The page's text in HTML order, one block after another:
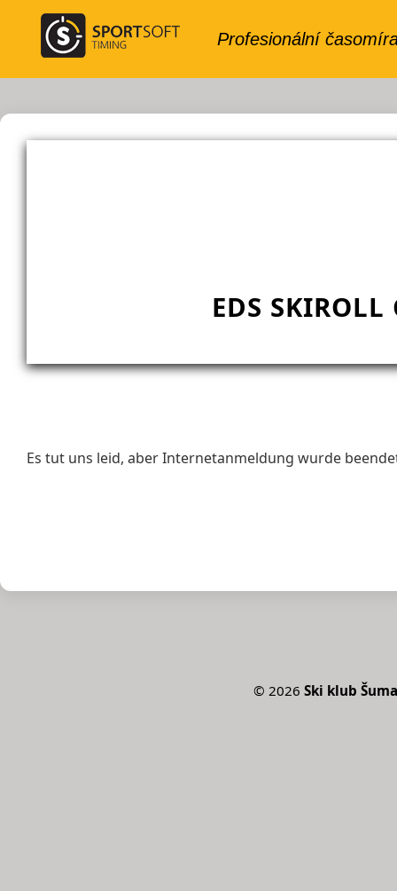
EDS SKIROLL
Es tut uns leid, aber Internetanmeldung wurde
© 2026 Ski klub